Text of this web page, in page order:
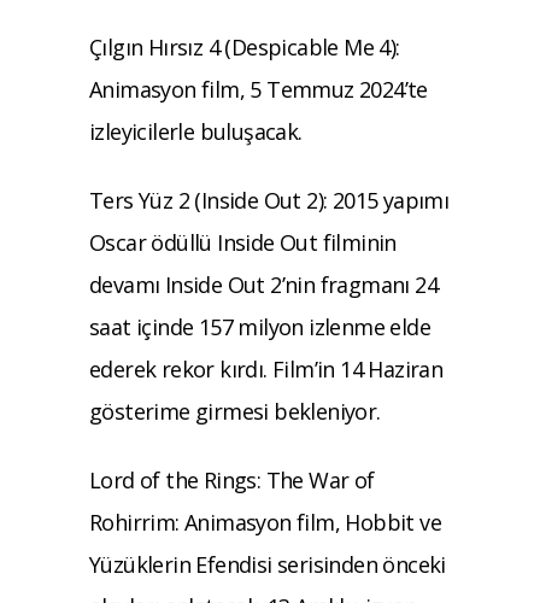
Çılgın Hırsız 4 (Despicable Me 4):
Animasyon film, 5 Temmuz 2024’te
izleyicilerle buluşacak.
Ters Yüz 2 (Inside Out 2): 2015 yapımı
Oscar ödüllü Inside Out filminin
devamı Inside Out 2’nin fragmanı 24
saat içinde 157 milyon izlenme elde
ederek rekor kırdı. Film’in 14 Haziran
gösterime girmesi bekleniyor.
Lord of the Rings: The War of
Rohirrim: Animasyon film, Hobbit ve
Yüzüklerin Efendisi serisinden önceki